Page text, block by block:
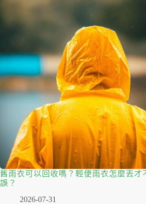
舊雨衣可以回收嗎？輕便雨衣怎麼丟才
誤？
2026-07-31